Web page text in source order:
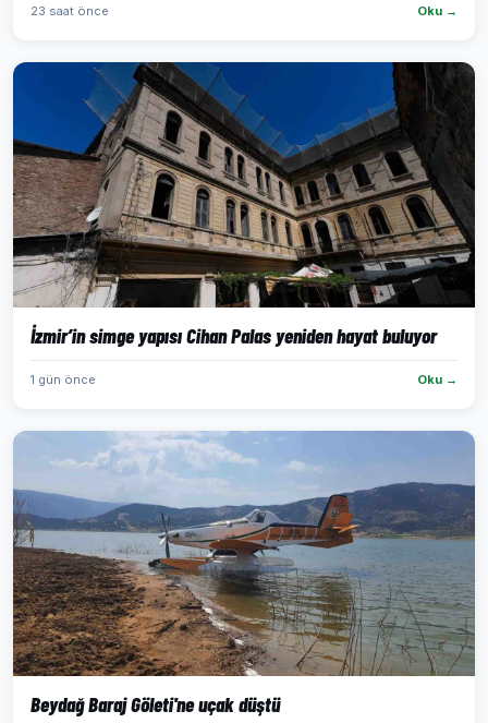
23 saat önce Oku →
İzmir’in simge yapısı Cihan Palas yeniden hayat buluyor
1 gün önce Oku →
Beydağ Baraj Göleti'ne uçak düştü